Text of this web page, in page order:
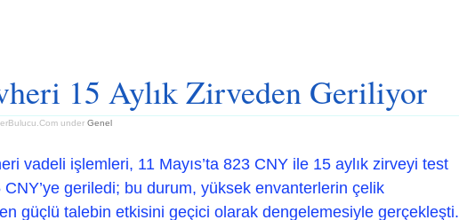
15 Aylık Zirveden Geriliyor
under Genel
vadeli işlemleri, 11 Mayıs’ta 823 CNY ile 15 aylık zirveyi test
geriledi; bu durum, yüksek envanterlerin çelik
güçlü talebin etkisini geçici olarak dengelemesiyle gerçekleşti.